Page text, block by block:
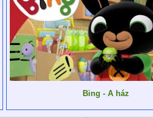
Bing - A ház